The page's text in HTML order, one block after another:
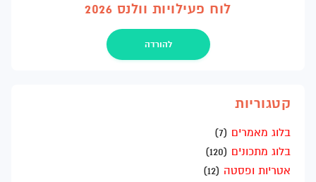
לוח פעילויות וולנס 2026
להורדה
קטגוריות
בלוג מאמרים (7)
בלוג מתכונים (120)
אטריות ופסטה (12)